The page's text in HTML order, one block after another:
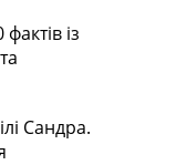
із
Сандра.